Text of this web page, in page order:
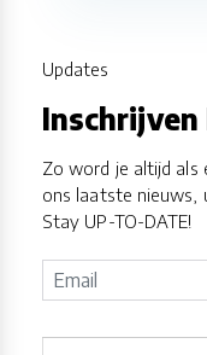
Updates
Zo word je altijd als
ons laatste nieuws,
Stay UP-TO-DATE!